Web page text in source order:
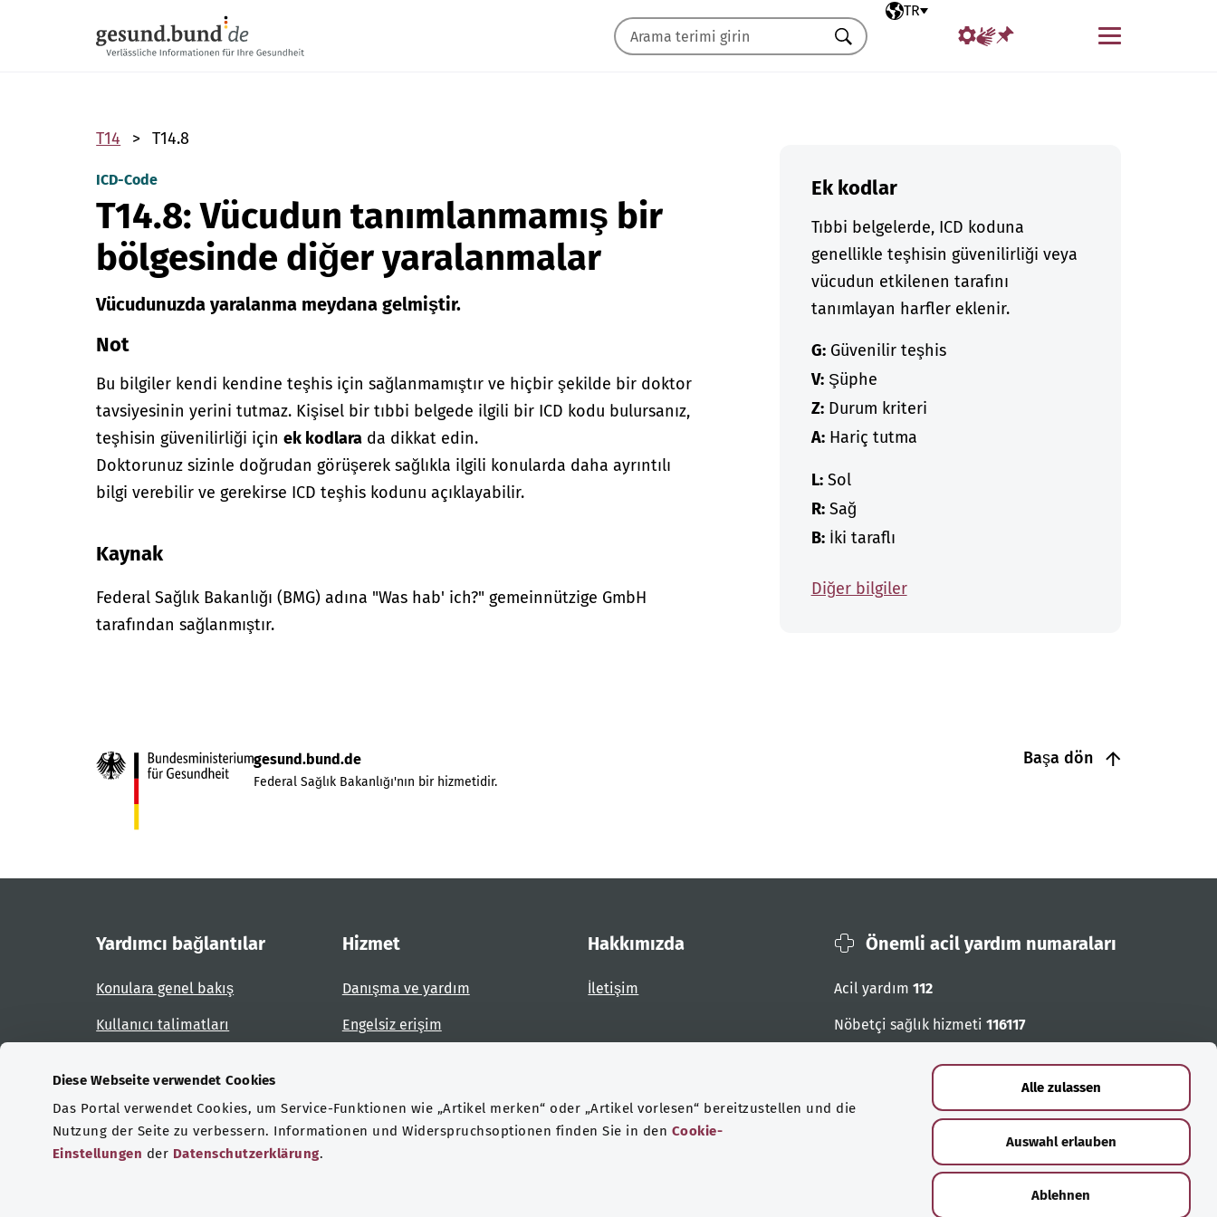
Diese Webseite verwendet Cookies
Das Portal verwendet Cookies, um Service-Funktionen wie „Artikel merken“ oder „Artikel vorlesen“ bereitzustellen und die
Nutzung der Seite zu verbessern. Informationen und Widerspruchsoptionen finden Sie in den Cookie-
Einstellungen der Datenschutzerklärung.
Alle zulassen
Auswahl erlauben
Ablehnen
Seçili dil
TR
Menü
Ara
T14 T14.8
ICD-Code
T14.8: Vücudun tanımlanmamış bir
bölgesinde diğer yaralanmalar
Vücudunuzda yaralanma meydana gelmiştir.
Not
Bu bilgiler kendi kendine teşhis için sağlanmamıştır ve hiçbir şekilde bir doktor
tavsiyesinin yerini tutmaz. Kişisel bir tıbbi belgede ilgili bir ICD kodu bulursanız,
teşhisin güvenilirliği içinek kodlara da dikkat edin.
Doktorunuz sizinle doğrudan görüşerek sağlıkla ilgili konularda daha ayrıntılı
bilgi verebilir ve gerekirse ICD teşhis kodunu açıklayabilir.
Kaynak
Federal Sağlık Bakanlığı (BMG) adına "Was hab' ich?" gemeinnützige GmbH
tarafından sağlanmıştır.
Ek kodlar
Tıbbi belgelerde, ICD koduna
genellikle teşhisin güvenilirliği veya
vücudun etkilenen tarafını
tanımlayan harfler eklenir.
G:Güvenilir teşhis
V:Şüphe
Z:Durum kriteri
A:Hariç tutma
L:Sol
R:Sağ
B:İki taraflı
Diğer bilgiler
Başa dön
gesund.bund.de
Federal Sağlık Bakanlığı'nın bir hizmetidir.
Yardımcı bağlantılar
Konulara genel bakış
Kullanıcı talimatları
Hizmet
Danışma ve yardım
Engelsiz erişim
Hakkımızda
İletişim
Önemli acil yardım numaraları
Acil yardım 112
Nöbetçi sağlık hizmeti 116117
Acil cagri numaralari
Sertifikasyonlar